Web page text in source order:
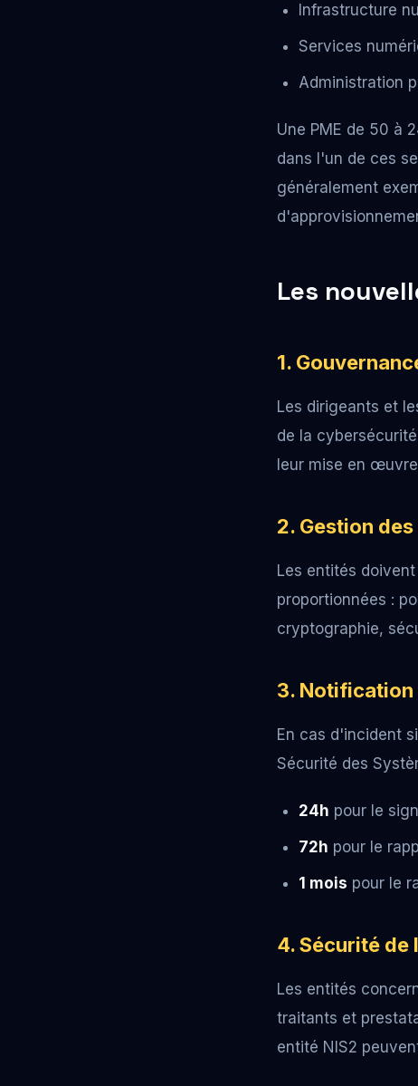
Infrastructure
Services
Administration
Une PME de 50 à
dans l'un de ces
généralement
Les
1.
Les dirigeants et
de la
leur mise en
2. Gestion
Les entités
proportionnées :
cryptographie,
3.
En cas d'incident
Sécurité des
24h pour le
72h pour le
1 mois pour le
4. Sécurité
Les entités
traitants et
entité NIS2